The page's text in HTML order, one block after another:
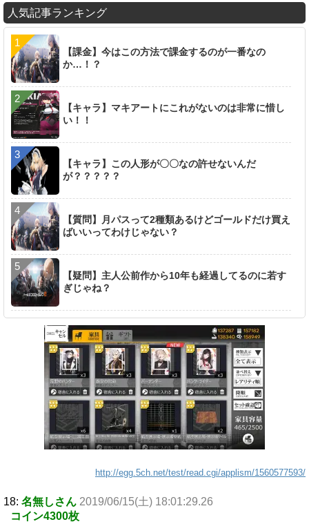
人気記事ランキング
【課金】今はこの方法で課金するのが一番なの
か…！？
【キャラ】マキアートにこれがないのは非常に惜し
い！！
【キャラ】この人形が〇〇なの許せないんだ
が？？？？？
【質問】月パスって2種類あるけどゴールドだけ買え
ばいいってわけじゃない？
【疑問】主人公前作から10年も経過してるのに若す
ぎじゃね？
http://egg.5ch.net/test/read.cgi/applism/1560577593/
18: 名無しさん 2019/06/15(土) 18:01:29.26
コイン4300枚